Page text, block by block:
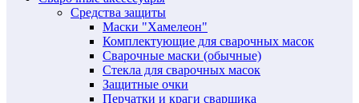
Средства защиты
Маски "Хамелеон"
Комплектующие для сварочных масок
Сварочные маски (обычные)
Стекла для сварочных масок
Защитные очки
Перчатки и краги сварщика